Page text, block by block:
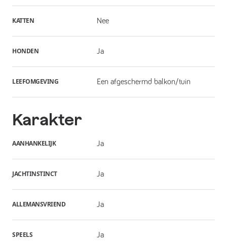
KATTEN Nee
HONDEN Ja
LEEFOMGEVING Een afgeschermd balkon/tuin
Karakter
AANHANKELIJK Ja
JACHTINSTINCT Ja
ALLEMANSVRIEND Ja
SPEELS Ja